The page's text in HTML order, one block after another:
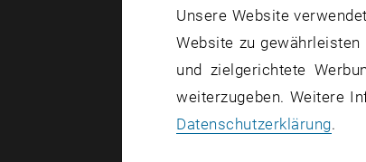
Wir
Unsere Website
Website zu
und zielgerichtete
weiterzugeben. Weitere
Datenschutzerklärung.